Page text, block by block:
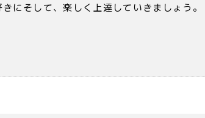
にそして、楽しく上達していきましょう。